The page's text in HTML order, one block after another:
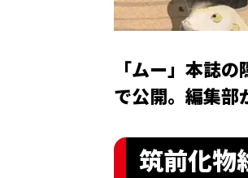
「ムー」本誌
で公開。編集部
筑前化物